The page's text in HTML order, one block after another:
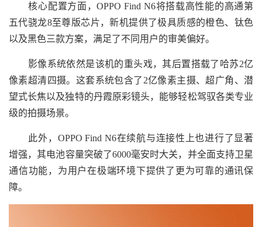
核心配置方面，OPPO Find N6将搭载高性能的高通第
五代骁龙8至尊版芯片，新机提供了极具质感的橙色、钛色
以及黑色三款方案，满足了不同用户的审美偏好。
影像系统依然是该机的重头戏，其后置搭载了哈苏2亿
像素超清四摄。这套系统包含了2亿像素主摄、超广角、潜
望式长焦以及独特的丹霞原彩镜头，能够轻松驾驭各类专业
级的拍摄场景。
此外，OPPO Find N6在续航与连接性上也进行了显著
增强，其电池容量突破了6000毫安时大关，并全面支持卫星
通信功能，为用户在极端环境下提供了更为可靠的通讯保
障。